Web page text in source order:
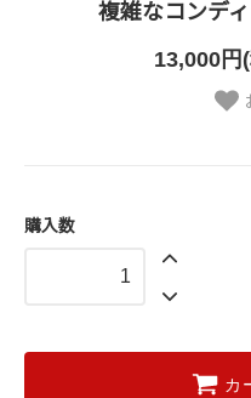
複雑なコンデ
13,000円
購入数
カ